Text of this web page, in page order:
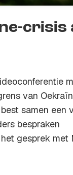
crisis
van
samen een
bespraken
gesprek met